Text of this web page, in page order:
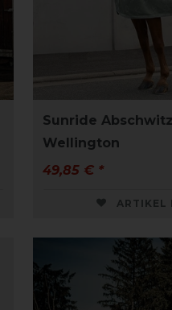
Sunride
Wellington
49,85 € *
ARTIKEL